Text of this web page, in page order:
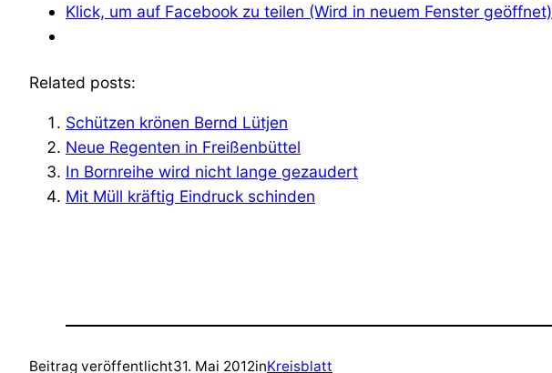
Klick, um auf Facebook zu teilen (Wird in neuem Fenster geöffnet)
Related posts:
Schützen krönen Bernd Lütjen
Neue Regenten in Freißenbüttel
In Bornreihe wird nicht lange gezaudert
Mit Müll kräftig Eindruck schinden
Beitrag veröffentlicht31. Mai 2012inKreisblatt